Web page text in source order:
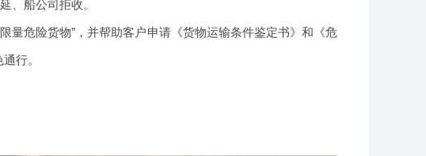
、船公司拒收。
量危险货物”，并帮助客户申请《货物运输条件鉴定书》和《危
行。